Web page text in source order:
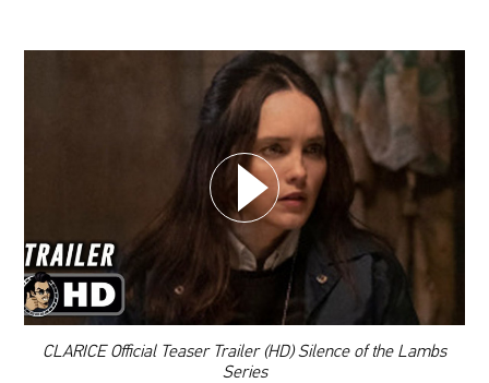
00:00
CLARICE Official Teaser Trailer (HD) Silence of the Lambs
Series
DODAJ TEN FILM DO PLAYLISTY